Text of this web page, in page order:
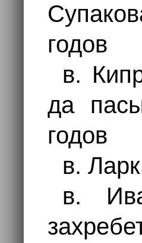
годов
в.
да
годов
в.
в.